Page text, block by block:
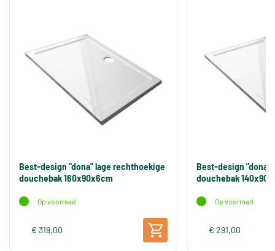
Best-design "dona" lage rechthoekige
douchebak 160x90x6cm
Op voorraad
€ 319,00
Best-design "dona"
douchebak
Op voorraad
€ 291,00